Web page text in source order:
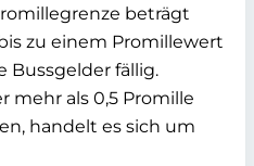
beträgt
zu einem Promillewert
Bussgelder fällig.
mehr als 0,5 Promille
handelt es sich um